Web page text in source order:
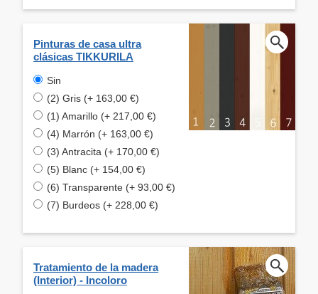
Pinturas de casa ultra
clásicas TIKKURILA
Sin
(2) Gris (+ 163,00 €)
(1) Amarillo (+ 217,00 €)
(4) Marrón (+ 163,00 €)
(3) Antracita (+ 170,00 €)
(5) Blanc (+ 154,00 €)
(6) Transparente (+ 93,00 €)
(7) Burdeos (+ 228,00 €)
Tratamiento de la madera
(Interior) - Incoloro